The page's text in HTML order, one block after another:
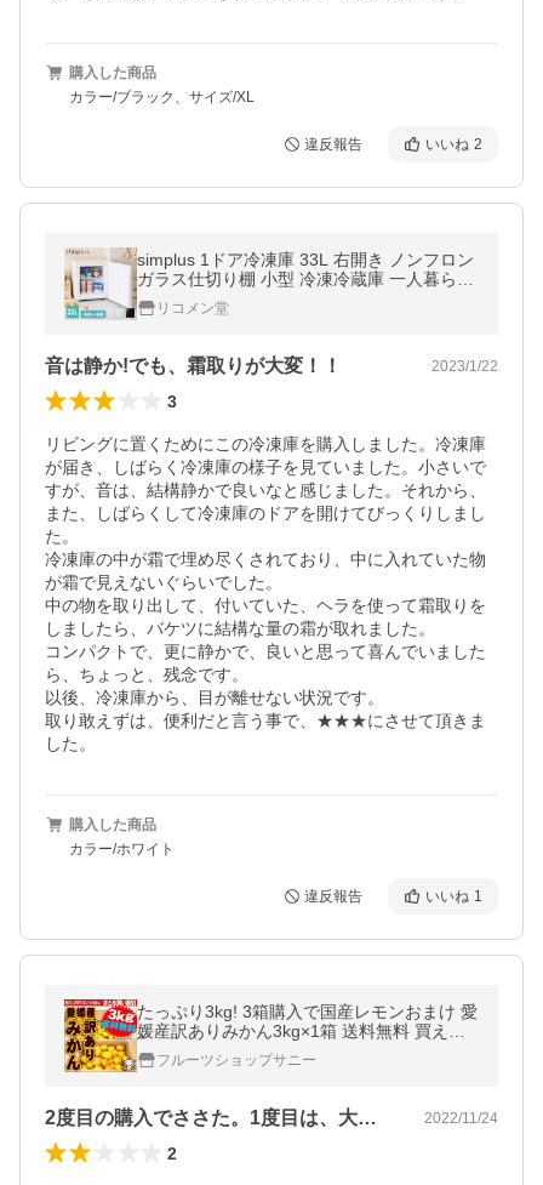
購入した商品
カラー/ブラック、サイズ/XL
違反報告 いいね 2
simplus 1ドア冷凍庫 33L 右開き ノンフロン
ガラス仕切り棚 小型 冷凍冷蔵庫 一人暮らし
スリム レビュー&amp;報告で脱臭剤プレゼ
ント 【メーカー保証1年】
リコメン堂
音は静か!でも、霜取りが大変！！ 2023/1/22
3
リビングに置くためにこの冷凍庫を購入しました。冷凍庫
が届き、しばらく冷凍庫の様子を見ていました。小さいで
すが、音は、結構静かで良いなと感じました。それから、
また、しばらくして冷凍庫のドアを開けてびっくりしまし
た。
冷凍庫の中が霜で埋め尽くされており、中に入れていた物
が霜で見えないぐらいでした。
中の物を取り出して、付いていた、ヘラを使って霜取りを
しましたら、バケツに結構な量の霜が取れました。
コンパクトで、更に静かで、良いと思って喜んでいました
ら、ちょっと、残念です。
以後、冷凍庫から、目が離せない状況です。
取り敢えずは、便利だと言う事で、★★★にさせて頂きま
した。
購入した商品
カラー/ホワイト
違反報告 いいね 1
たっぷり3kg! 3箱購入で国産レモンおまけ 愛
媛産訳ありみかん3kg×1箱 送料無料 買えば
買うほどお得！30%OFFクーポンとおまけ付
♪
フルーツショップサニー
2度目の購入でささた。1度目は、大きさ… 2022/11/24
2